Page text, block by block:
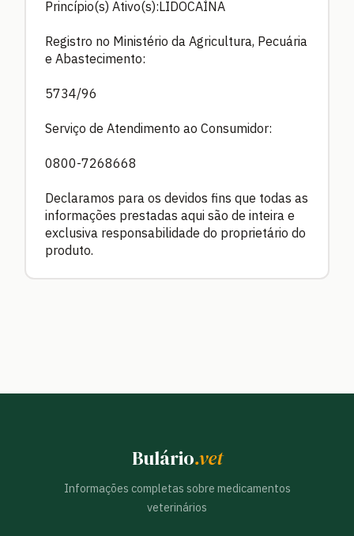
Princípio(s) Ativo(s):LIDOCAÍNA
Registro no Ministério da Agricultura, Pecuária
e Abastecimento:
5734/96
Serviço de Atendimento ao Consumidor:
0800-7268668
Declaramos para os devidos fins que todas as
informações prestadas aqui são de inteira e
exclusiva responsabilidade do proprietário do
produto.
Bulário.vet
Informações completas sobre medicamentos
veterinários